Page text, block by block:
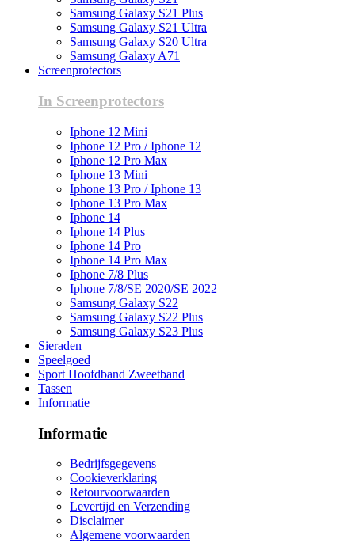
Samsung Galaxy S21 Plus
Samsung Galaxy S21 Ultra
Samsung Galaxy S20 Ultra
Samsung Galaxy A71
Screenprotectors
In Screenprotectors
Iphone 12 Mini
Iphone 12 Pro / Iphone 12
Iphone 12 Pro Max
Iphone 13 Mini
Iphone 13 Pro / Iphone 13
Iphone 13 Pro Max
Iphone 14
Iphone 14 Plus
Iphone 14 Pro
Iphone 14 Pro Max
Iphone 7/8 Plus
Iphone 7/8/SE 2020/SE 2022
Samsung Galaxy S22
Samsung Galaxy S22 Plus
Samsung Galaxy S23 Plus
Sieraden
Speelgoed
Sport Hoofdband Zweetband
Tassen
Informatie
Informatie
Bedrijfsgegevens
Cookieverklaring
Retourvoorwaarden
Levertijd en Verzending
Disclaimer
Algemene voorwaarden